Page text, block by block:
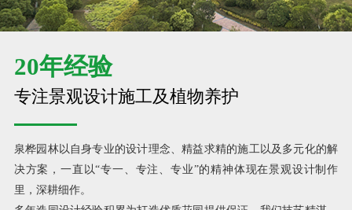
20年经验
专注景观设计施工及植物养护
泉桦园林以自身专业的设计理念、精益求精的施工以及多元化的解
决方案，一直以“专一、专注、专业”的精神体现在景观设计制作
里，深耕细作。